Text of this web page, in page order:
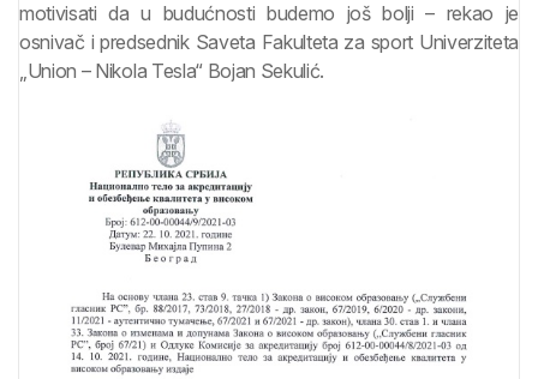
motivisati da u budućnosti budemo još bolji – rekao je
osnivač i predsednik Saveta Fakulteta za sport Univerziteta
„Union – Nikola Tesla“ Bojan Sekulić.